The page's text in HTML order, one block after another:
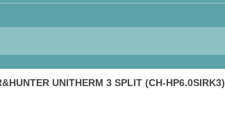
UNITHERM 3 SPLIT (CH-HP6.0SIRK3)